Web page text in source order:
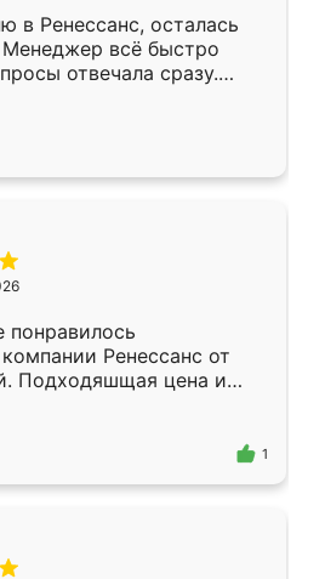
в Ренессанс, осталась
Менеджер всё быстро
отвечала сразу.
в субботу, подошёл к
Собрали
аккуратно, даже
понравилось
Ренессанс от
Подходяшщая цена и
Приехавший
Владислав
эскизу самый
1